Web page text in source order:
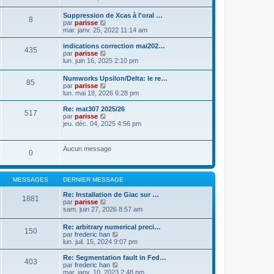
a
g
e
e
r
e
d
e
n
i
e
m
s
s
a
g
s
u
l
t
e
r
l
e
d
e
r
n
i
e
r
m
e
a
e
8
Suppression de Xcas à l'oral …
par parisse
o
n
s
l
e
r
e
d
e
n
e
r
m
s
s
a
e
mar. janv. 25, 2022 11:14 am
435
indications correction mai202…
par parisse
o
u
l
t
e
r
e
e
r
e
r
e
s
s
a
g
e
lun. juin 16, 2025 2:10 pm
85
Numworks Upsilon/Delta: le re…
par parisse
o
n
s
l
l
d
e
r
n
i
r
m
e
s
s
a
e
lun. mai 18, 2026 6:28 pm
517
Re: mat307 2025/26
par parisse
o
l
e
r
l
e
d
r
n
i
e
r
m
e
s
s
jeu. déc. 04, 2025 4:56 pm
0 Aucun message
MESSAGES DERNIER MESSAGE
1881
Re: Installation de Giac sur …
par parisse
o
u
l
t
e
r
l
sam. juin 27, 2026 8:57 am
150
Re: arbitrary numerical preci…
par frederic han
o
n
s
lun. juil. 15, 2024 9:07 pm
403
Re: Segmentation fault in Fed…
par frederic han
o
mar. janv. 10, 2023 2:48 pm